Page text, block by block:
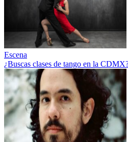
Escena
¿Buscas clases de tango en la